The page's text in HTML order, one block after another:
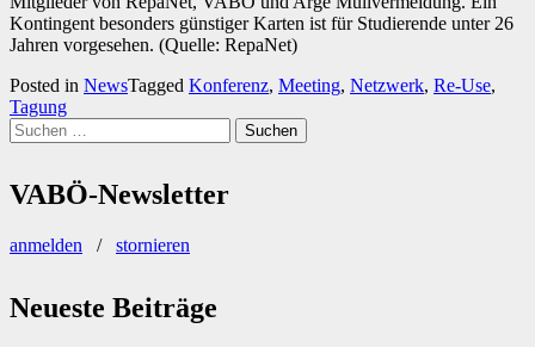
Kontingent besonders günstiger Karten ist für Studierende unter 26
Jahren vorgesehen. (Quelle: RepaNet)
Posted in NewsTagged Konferenz, Meeting, Netzwerk, Re-Use,
Tagung
Suchen
nach:
VABÖ-Newsletter
anmelden / stornieren
Neueste Beiträge